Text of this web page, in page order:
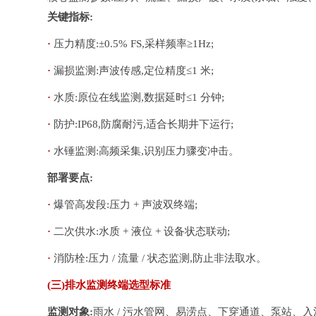
关键指标:
· 压力精度:±0.5% FS,采样频率≥1Hz;
· 漏损监测:声波传感,定位精度≤1 米;
· 水质:原位在线监测,数据延时≤1 分钟;
· 防护:IP68,防腐耐污,适合长期井下运行;
· 水锤监测:高频采集,识别压力骤变冲击。
部署要点:
· 爆管高发段:压力 + 声波双终端;
· 二次供水:水质 + 液位 + 设备状态联动;
· 消防栓:压力 / 流量 / 状态监测,防止非法取水。
(三)排水监测终端选型标准
监测对象:雨水 / 污水管网、易涝点、下穿通道、泵站、入